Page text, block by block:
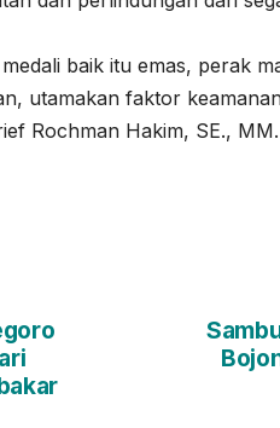
baik itu emas, perak
utamakan faktor
Rochman Hakim, SE., MM.